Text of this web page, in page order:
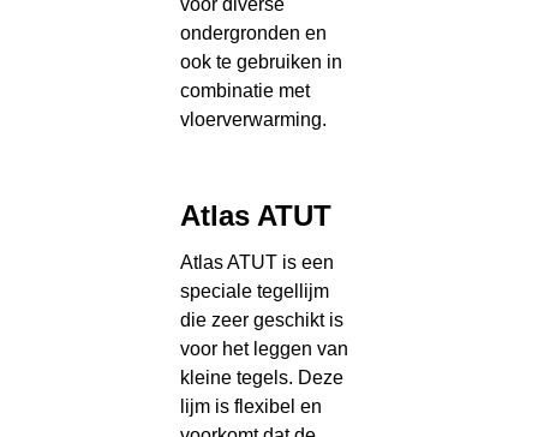
voor diverse
ondergronden en
ook te gebruiken in
combinatie met
vloerverwarming.
Atlas ATUT
Atlas ATUT is een
speciale tegellijm
die zeer geschikt is
voor het leggen van
kleine tegels. Deze
lijm is flexibel en